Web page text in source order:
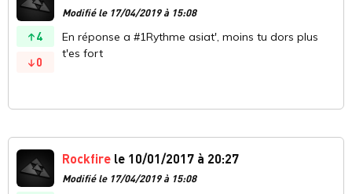
4
0
Modifié le 17/04/2019 à 15:08
En réponse a #1Rythme asiat', moins tu dors plus
t'es fort
Rockfire le 10/01/2017 à 20:27
Modifié le 17/04/2019 à 15:08